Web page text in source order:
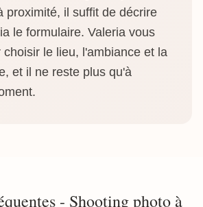
proximité, il suffit de décrire
le formulaire. Valeria vous
choisir le lieu, l'ambiance et la
et il ne reste plus qu'à
- Shooting photo à